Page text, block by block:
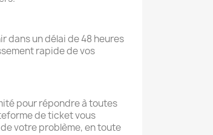
dans un délai de 48 heures
rapide de vos
pour répondre à toutes
de ticket vous
votre problème, en toute